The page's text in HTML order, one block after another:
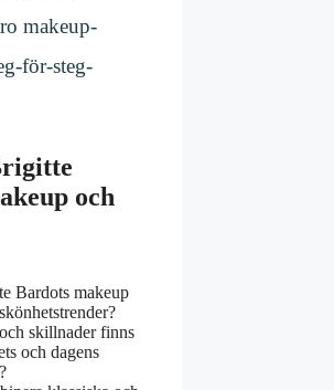
makeup-
för-steg-
och
Bardots makeup
skillnader finns
och dagens